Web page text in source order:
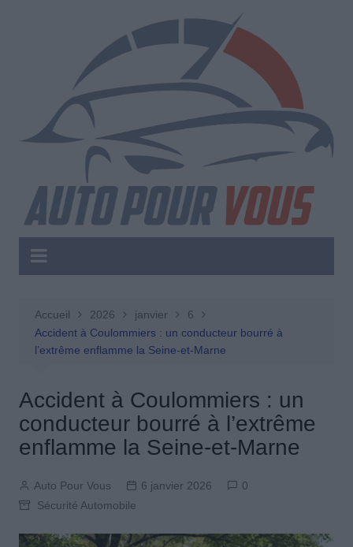
Accueil 2026 janvier
6
Accident à Coulommiers : un conducteur bourré à
l’extrême enflamme la Seine-et-Marne
Accident à Coulommiers : un
conducteur bourré à l’extrême
enflamme la Seine-et-Marne
Auto Pour Vous 6 janvier 2026
0
Sécurité Automobile